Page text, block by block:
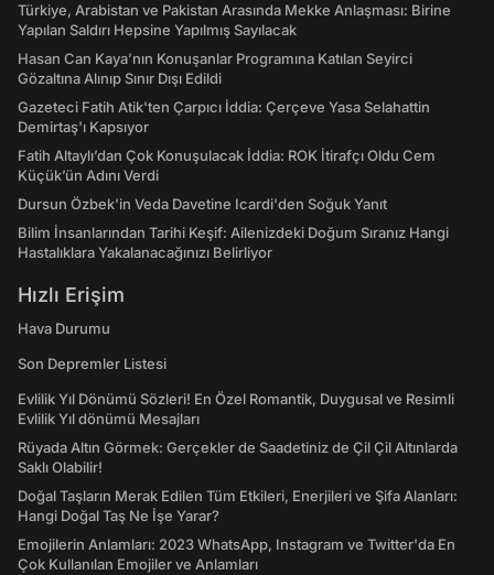
Türkiye, Arabistan ve Pakistan Arasında Mekke Anlaşması: Birine
Yapılan Saldırı Hepsine Yapılmış Sayılacak
Hasan Can Kaya’nın Konuşanlar Programına Katılan Seyirci
Gözaltına Alınıp Sınır Dışı Edildi
Gazeteci Fatih Atik'ten Çarpıcı İddia: Çerçeve Yasa Selahattin
Demirtaş'ı Kapsıyor
Fatih Altaylı’dan Çok Konuşulacak İddia: ROK İtirafçı Oldu Cem
Küçük’ün Adını Verdi
Dursun Özbek'in Veda Davetine Icardi'den Soğuk Yanıt
Bilim İnsanlarından Tarihi Keşif: Ailenizdeki Doğum Sıranız Hangi
Hastalıklara Yakalanacağınızı Belirliyor
Hızlı Erişim
Hava Durumu
Son Depremler Listesi
Evlilik Yıl Dönümü Sözleri! En Özel Romantik, Duygusal ve Resimli
Evlilik Yıl dönümü Mesajları
Rüyada Altın Görmek: Gerçekler de Saadetiniz de Çil Çil Altınlarda
Saklı Olabilir!
Doğal Taşların Merak Edilen Tüm Etkileri, Enerjileri ve Şifa Alanları:
Hangi Doğal Taş Ne İşe Yarar?
Emojilerin Anlamları: 2023 WhatsApp, Instagram ve Twitter'da En
Çok Kullanılan Emojiler ve Anlamları